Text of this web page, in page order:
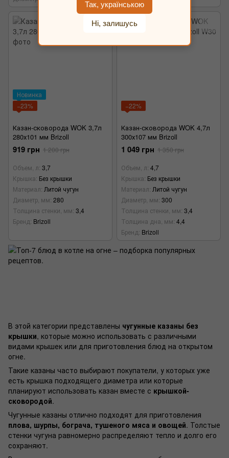
Новинка
−23%
Казан-сковорода WOK 3,7л
280х101 мм Brizoll
919 грн 1 200 грн
Объем, л 3,7
Крышка Без крышки
Материал Литой чугун
Диаметр, мм 280
Толщина стенки, мм 3,4
Бренд Brizoll
−22%
Казан-сковорода WOK 4,7л
300х107 мм Brizoll
1 049 грн 1 350 грн
Объем, л 4,7
Крышка Без крышки
Материал Литой чугун
Диаметр, мм 300
Толщина стенки, мм 3,4
Толщина дна, мм 4,4
Бренд Brizoll
В этой категории представлены чугунные казаны без
крышки, которые можно использовать с различными
видами крышек или для приготовления блюд на открытом
огне.
Такие казаны часто выбирают покупатели, у которых уже
есть крышка подходящего диаметра или которые
планируют использовать казан вместе с крышкой-
сковородой.
Чугунные казаны отлично подходят для приготовления
плова, шурпы, бограча, тушеного мяса и овощей. Толстые
стенки чугуна равномерно распределяют тепло и долго его
сохраняют.
Так, українською
Ні, залишусь